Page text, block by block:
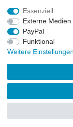
Essenziell
Externe Medien
PayPal
Funktional
Weitere Einstellungen